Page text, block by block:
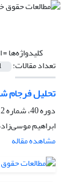
کلیدواژه‌ها =
تعداد مقالات:
تحلیل فرجام
دوره 40، شماره 2، تابستان 1389
ابراهیم
مشاهده مقاله